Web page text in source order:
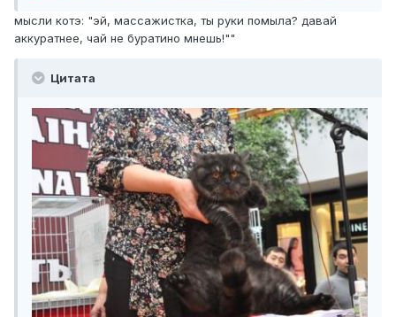
мысли котэ: "эй, массажистка, ты руки помыла? давай
аккуратнее, чай не буратино мнешь!""
Цитата